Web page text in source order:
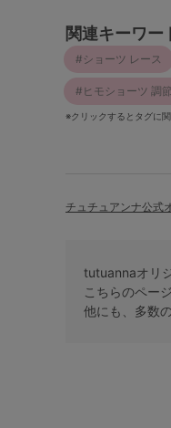
関連キーワー
ショーツ レース
ヒモショーツ 調
※クリックするとタグに
チュチュアンナ公式
tutuannaオリ
こちらのペー
他にも、多数